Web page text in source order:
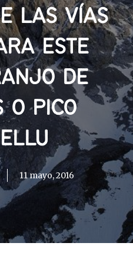
LAS VÍAS
ESTE
DE
O PICO
11 mayo, 2016